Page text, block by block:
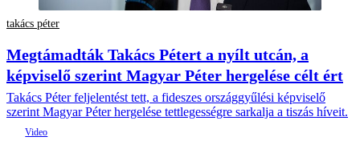
takács péter
Megtámadták Takács Pétert a nyílt utcán, a
képviselő szerint Magyar Péter hergelése célt ért
Takács Péter feljelentést tett, a fideszes országgyűlési képviselő
szerint Magyar Péter hergelése tettlegességre sarkalja a tiszás híveit.